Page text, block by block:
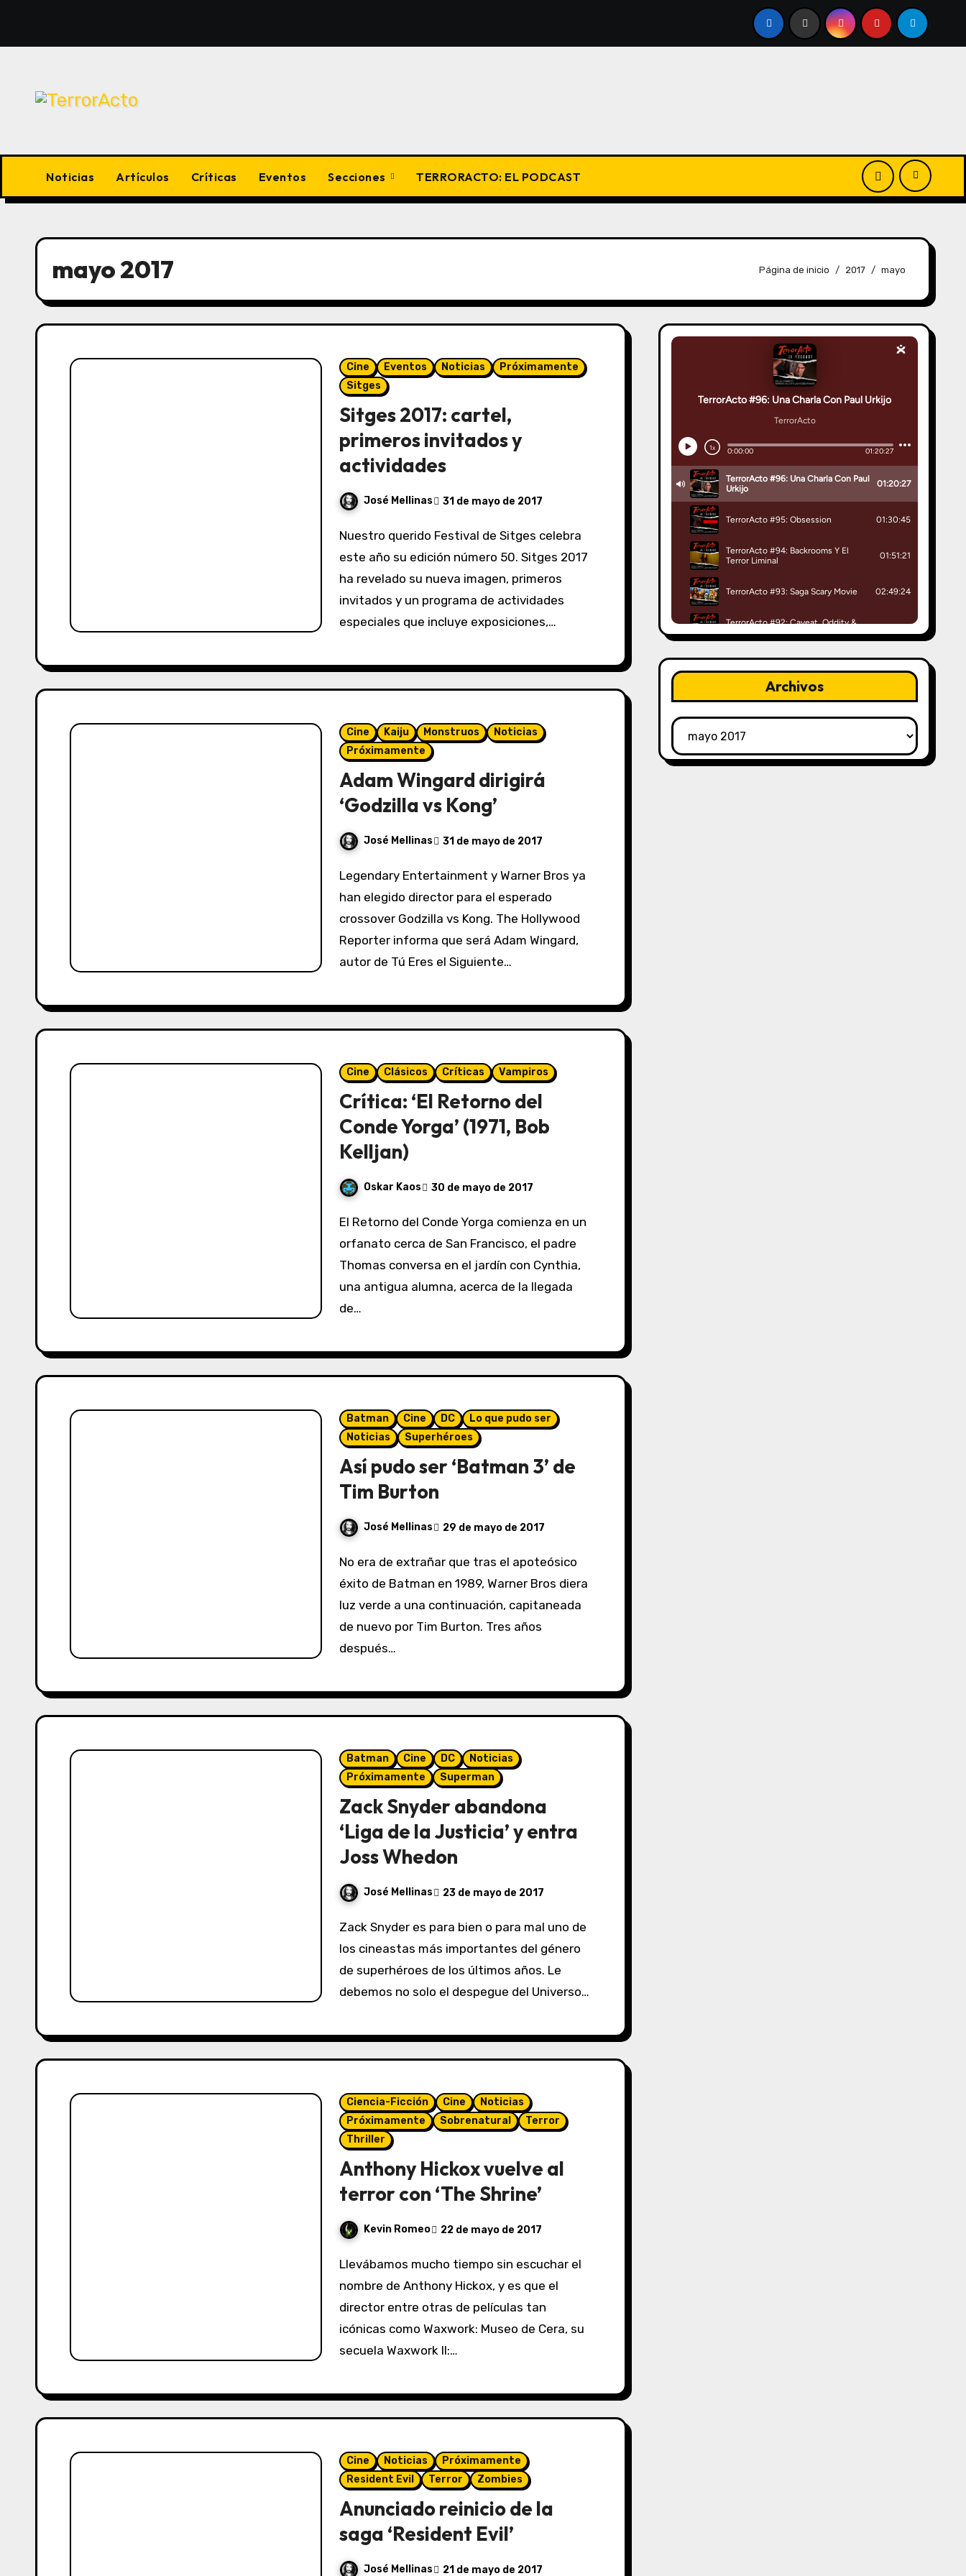
contenido
Noticias Artículos Críticas Eventos Secciones TERRORACTO: EL PODCAST
mayo 2017 Página de inicio 2017 mayo
Cine Eventos Noticias
Próximamente
Sitges
Sitges 2017: cartel,
primeros invitados y
actividades
José Mellinas 31 de mayo de 2017
Nuestro querido Festival de Sitges celebra
este año su edición número 50. Sitges 2017
ha revelado su nueva imagen, primeros
invitados y un programa de actividades
especiales que incluye exposiciones,…
Cine Kaiju Monstruos
Noticias
Próximamente
Adam Wingard dirigirá
‘Godzilla vs Kong’
José Mellinas 31 de mayo de 2017
Legendary Entertainment y Warner Bros ya
han elegido director para el esperado
crossover Godzilla vs Kong. The Hollywood
Reporter informa que será Adam Wingard,
autor de Tú Eres el Siguiente…
Cine Clásicos Críticas Vampiros
Crítica: ‘El Retorno del
Conde Yorga’ (1971, Bob
Kelljan)
Oskar Kaos 30 de mayo de 2017
El Retorno del Conde Yorga comienza en un
orfanato cerca de San Francisco, el padre
Thomas conversa en el jardín con Cynthia,
una antigua alumna, acerca de la llegada
de…
Batman Cine DC
Lo que pudo ser
Noticias
Superhéroes
Así pudo ser ‘Batman 3’ de
Tim Burton
José Mellinas 29 de mayo de 2017
No era de extrañar que tras el apoteósico
éxito de Batman en 1989, Warner Bros diera
luz verde a una continuación, capitaneada
de nuevo por Tim Burton. Tres años
después…
Batman Cine DC
Noticias
Próximamente
Superman
Zack Snyder abandona
‘Liga de la Justicia’ y entra
Joss Whedon
José Mellinas 23 de mayo de 2017
Zack Snyder es para bien o para mal uno de
los cineastas más importantes del género
de superhéroes de los últimos años. Le
debemos no solo el despegue del Universo…
Ciencia-Ficción Cine
Noticias
Próximamente
Sobrenatural
Terror
Thriller
Anthony Hickox vuelve al
terror con ‘The Shrine’
Kevin Romeo 22 de mayo de 2017
Llevábamos mucho tiempo sin escuchar el
nombre de Anthony Hickox, y es que el
director entre otras de películas tan
icónicas como Waxwork: Museo de Cera, su
secuela Waxwork II:…
Cine Noticias
Próximamente
Resident Evil
Terror Zombies
Anunciado reinicio de la
saga ‘Resident Evil’
José Mellinas 21 de mayo de 2017
Archivos
Archivos